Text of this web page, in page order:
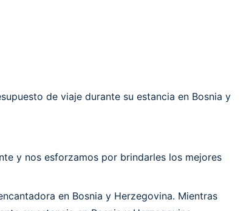
de viaje durante su estancia en Bosnia y
y nos esforzamos por brindarles los mejores
en Bosnia y Herzegovina. Mientras